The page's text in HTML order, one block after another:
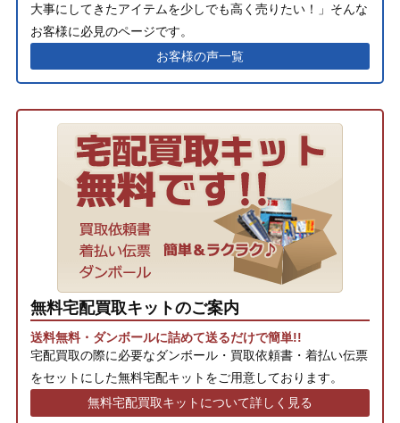
大事にしてきたアイテムを少しでも高く売りたい！」そんな
お客様に必見のページです。
お客様の声一覧
無料宅配買取キットのご案内
送料無料・ダンボールに詰めて送るだけで簡単!!
宅配買取の際に必要なダンボール・買取依頼書・着払い伝票
をセットにした無料宅配キットをご用意しております。
無料宅配買取キットについて詳しく見る